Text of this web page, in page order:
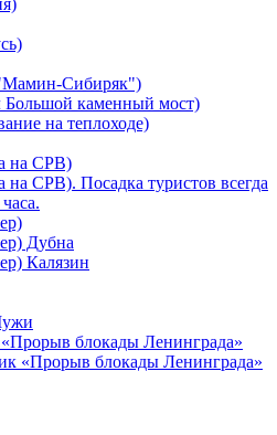
Сибиряк")
Большой каменный мост)
на теплоходе)
на СРВ)
на СРВ). Посадка туристов всегда
Дубна
Калязин
блокады Ленинграда»
«Прорыв блокады Ленинграда»